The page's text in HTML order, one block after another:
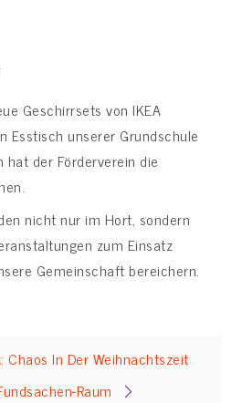
Geschirrsets von IKEA
Esstisch unserer Grundschule
hat der Förderverein die
nicht nur im Hort, sondern
zum Einsatz
Gemeinschaft bereichern.
Chaos In Der Weihnachtszeit
Raum